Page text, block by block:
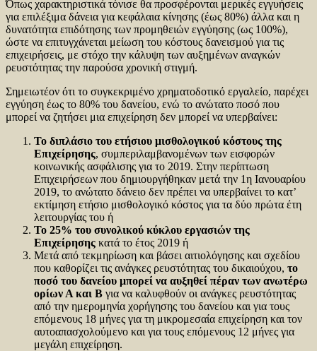
Όπως χαρακτηριστικά τόνισε θα προσφέρονται μερικές εγγυήσεις
για επιλέξιμα δάνεια για κεφάλαια κίνησης (έως 80%) άλλα και η
δυνατότητα επιδότησης των προμηθειών εγγύησης (ως 100%),
ώστε να επιτυγχάνεται μείωση του κόστους δανεισμού για τις
επιχειρήσεις, με στόχο την κάλυψη των αυξημένων αναγκών
ρευστότητας την παρούσα χρονική στιγμή.
Σημειωτέον ότι το συγκεκριμένο χρηματοδοτικό εργαλείο, παρέχει
εγγύηση έως το 80% του δανείου, ενώ το ανώτατο ποσό που
μπορεί να ζητήσει μια επιχείρηση δεν μπορεί να υπερβαίνει:
Το διπλάσιο του ετήσιου μισθολογικού κόστους της
Επιχείρησης, συμπεριλαμβανομένων των εισφορών
κοινωνικής ασφάλισης για το 2019. Στην περίπτωση
Επιχειρήσεων που δημιουργήθηκαν μετά την 1η Ιανουαρίου
2019, το ανώτατο δάνειο δεν πρέπει να υπερβαίνει το κατ’
εκτίμηση ετήσιο μισθολογικό κόστος για τα δύο πρώτα έτη
λειτουργίας του ή
Το 25% του συνολικού κύκλου εργασιών της
Επιχείρησης κατά το έτος 2019 ή
Μετά από τεκμηρίωση και βάσει αιτιολόγησης και σχεδίου
που καθορίζει τις ανάγκες ρευστότητας του δικαιούχου, το
ποσό του δανείου μπορεί να αυξηθεί πέραν των ανωτέρω
ορίων Α και Β για να καλυφθούν οι ανάγκες ρευστότητας
από την ημερομηνία χορήγησης του δανείου και για τους
επόμενους 18 μήνες για τη μικρομεσαία επιχείρηση και τον
αυτοαπασχολούμενο και για τους επόμενους 12 μήνες για
μεγάλη επιχείρηση.